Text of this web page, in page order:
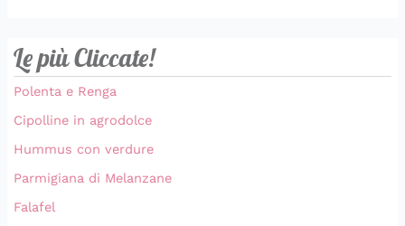
Le più Cliccate!
Polenta e Renga
Cipolline in agrodolce
Hummus con verdure
Parmigiana di Melanzane
Falafel